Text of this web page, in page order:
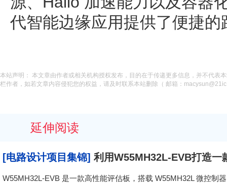
代智能边缘应用提供了便捷的
本站声明： 本文章由作者或相关机构授权发布，目的在于传递更多信息，并不代表
栏作者，如若文章内容侵犯您的权益，请及时联系本站删除（ 邮箱：
延伸阅读
[电路设计项目集锦] 利用W55MH32L-EVB打造一
W55MH32L-EVB 是一款高性能评估板，搭载 W55MH32L 微控制